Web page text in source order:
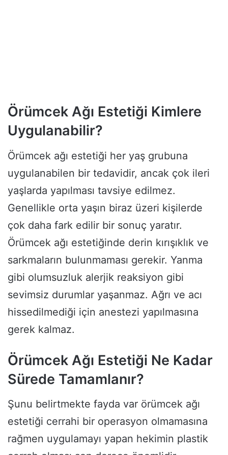
Örümcek Ağı Estetiği Kimlere
Uygulanabilir?
Örümcek ağı estetiği her yaş grubuna
uygulanabilen bir tedavidir, ancak çok ileri
yaşlarda yapılması tavsiye edilmez.
Genellikle orta yaşın biraz üzeri kişilerde
çok daha fark edilir bir sonuç yaratır.
Örümcek ağı estetiğinde derin kırışıklık ve
sarkmaların bulunmaması gerekir. Yanma
gibi olumsuzluk alerjik reaksiyon gibi
sevimsiz durumlar yaşanmaz. Ağrı ve acı
hissedilmediği için anestezi yapılmasına
gerek kalmaz.
Örümcek Ağı Estetiği Ne Kadar
Sürede Tamamlanır?
Şunu belirtmekte fayda var örümcek ağı
estetiği cerrahi bir operasyon olmamasına
rağmen uygulamayı yapan hekimin plastik